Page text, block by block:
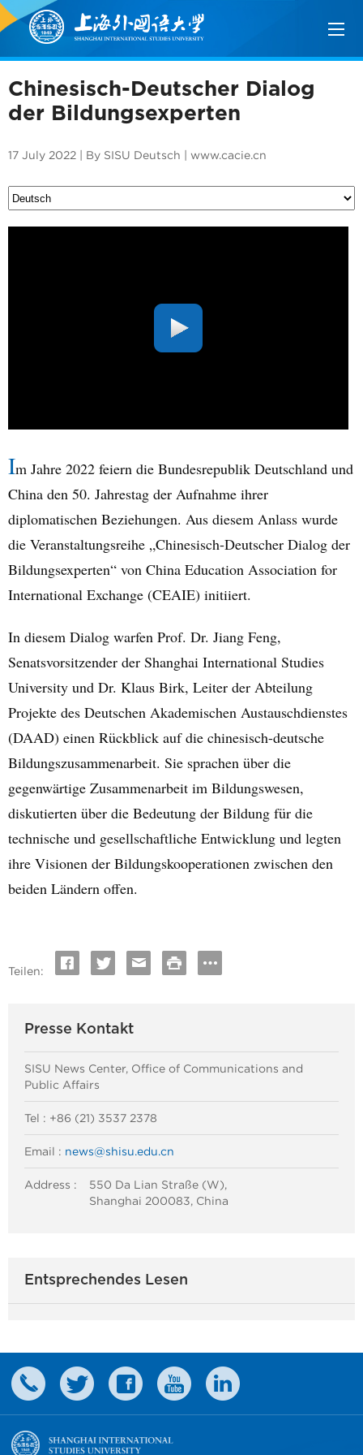
Chinesisch-Deutscher Dialog
der Bildungsexperten
17 July 2022 | By SISU Deutsch | www.cacie.cn
Im Jahre 2022 feiern die Bundesrepublik Deutschland und
China den 50. Jahrestag der Aufnahme ihrer
diplomatischen Beziehungen. Aus diesem Anlass wurde
die Veranstaltungsreihe „Chinesisch-Deutscher Dialog der
Bildungsexperten“ von China Education Association for
International Exchange (CEAIE) initiiert.
In diesem Dialog warfen Prof. Dr. Jiang Feng,
Senatsvorsitzender der Shanghai International Studies
University und Dr. Klaus Birk, Leiter der Abteilung
Projekte des Deutschen Akademischen Austauschdienstes
(DAAD) einen Rückblick auf die chinesisch-deutsche
Bildungszusammenarbeit. Sie sprachen über die
gegenwärtige Zusammenarbeit im Bildungswesen,
diskutierten über die Bedeutung der Bildung für die
technische und gesellschaftliche Entwicklung und legten
ihre Visionen der Bildungskooperationen zwischen den
beiden Ländern offen.
Teilen:
Presse Kontakt
SISU News Center, Office of Communications and
Public Affairs
Tel : +86 (21) 3537 2378
Email : news@shisu.edu.cn
Address :
550 Da Lian Straße (W),
Shanghai 200083, China
Entsprechendes Lesen